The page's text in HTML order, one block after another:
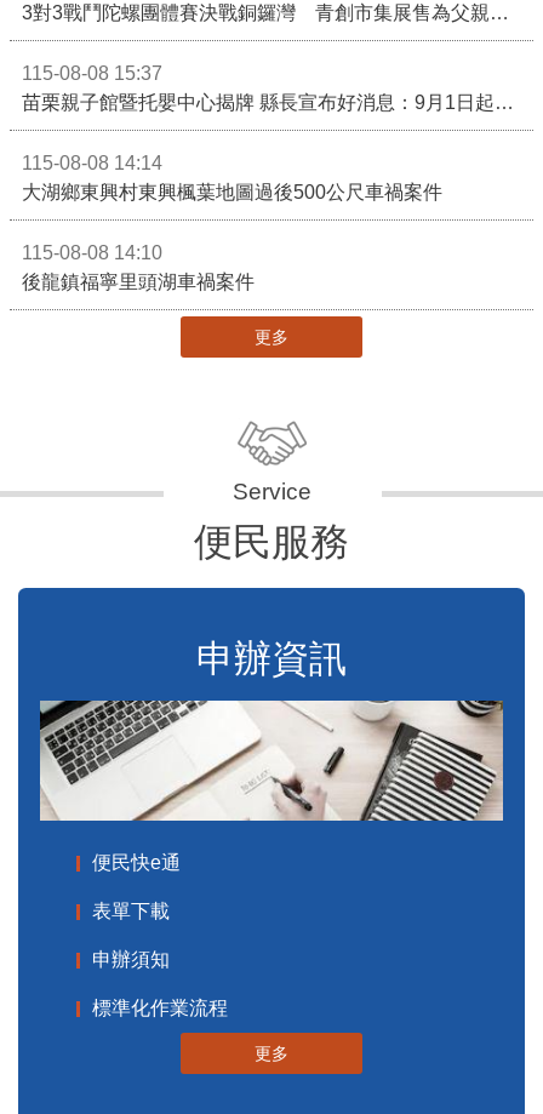
115-08-08 15:37
115-08-08 14:14
大湖鄉東興村東興楓葉地圖過後500公尺車禍案件
115-08-08 14:10
後龍鎮福寧里頭湖車禍案件
更多
便民服務
申辦資訊
便民快e通
表單下載
申辦須知
標準化作業流程
更多